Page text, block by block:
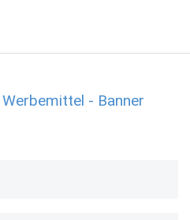
- Banner